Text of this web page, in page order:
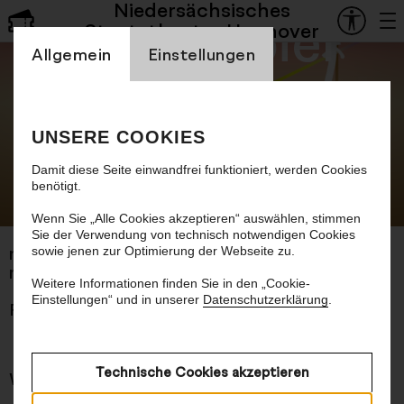
Einstellung Cookienbanner
Allgemein
Einstellungen
UNSERE COOKIES
Damit diese Seite einwandfrei funktioniert, werden Cookies
benötigt.
Wenn Sie „Alle Cookies akzeptieren“ auswählen, stimmen
Sie der Verwendung von technisch notwendigen Cookies
sowie jenen zur Optimierung der Webseite zu.
Weitere Informationen finden Sie in den „Cookie-
Einstellungen“ und in unserer Datenschutzerklärung
Technische Cookies akzeptieren
Niedersächsisches
Staatstheater Hannover
Schauspiel
Romeo und
Julia
nach William Shakespeare
mit einem Prolog von Hendrik Bolz
Premiere 11.09.2026
Worum es geht